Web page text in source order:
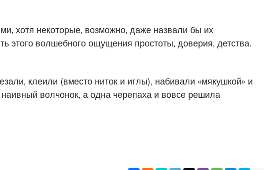
хотя некоторые, возможно, даже назвали бы их
этого волшебного ощущения простоты, доверия, детства.
клеили (вместо ниток и иглы), набивали «мякушкой» и
волчонок, а одна черепаха и вовсе решила